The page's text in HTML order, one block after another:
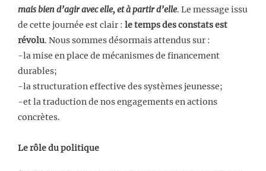
mais bien d’agir avec elle, et à partir d’elle. Le message issu
de cette journée est clair : le temps des constats est
révolu. Nous sommes désormais attendus sur :
-la mise en place de mécanismes de financement
durables;
-la structuration effective des systèmes jeunesse;
-et la traduction de nos engagements en actions
concrètes.
Le rôle du politique